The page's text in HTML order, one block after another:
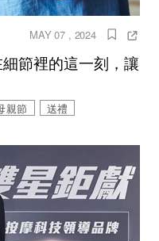
MAY 07 , 2024
節裡的這一刻，讓
親節 送禮